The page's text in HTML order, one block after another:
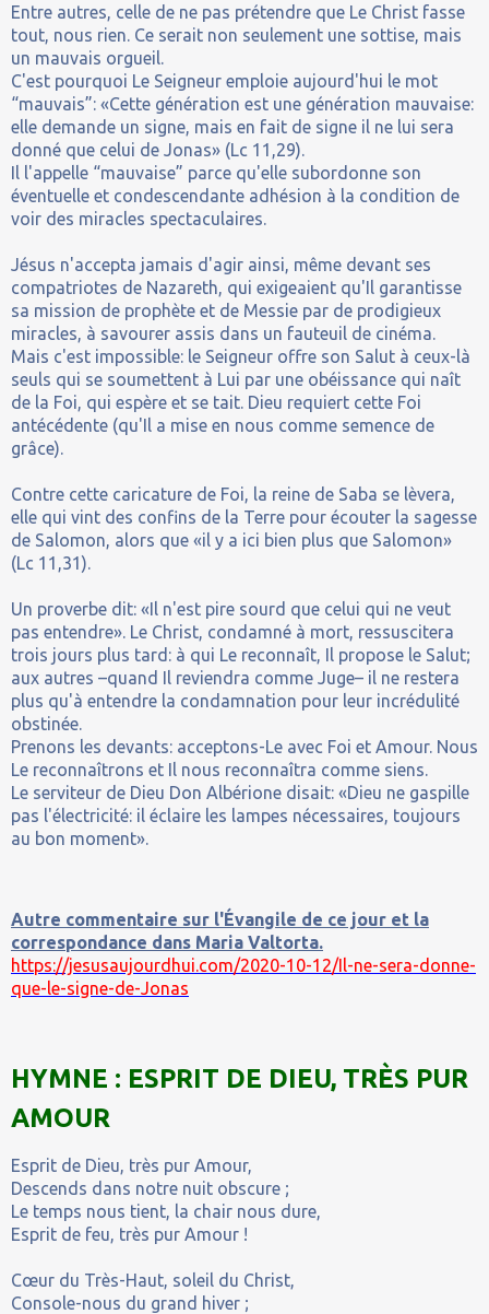
Entre autres, celle de ne pas prétendre que Le Christ fasse
tout, nous rien. Ce serait non seulement une sottise, mais
un mauvais orgueil.
C'est pourquoi Le Seigneur emploie aujourd'hui le mot
“mauvais”: «Cette génération est une génération mauvaise:
elle demande un signe, mais en fait de signe il ne lui sera
donné que celui de Jonas» (Lc 11,29).
Il l'appelle “mauvaise” parce qu'elle subordonne son
éventuelle et condescendante adhésion à la condition de
voir des miracles spectaculaires.
Jésus n'accepta jamais d'agir ainsi, même devant ses
compatriotes de Nazareth, qui exigeaient qu'Il garantisse
sa mission de prophète et de Messie par de prodigieux
miracles, à savourer assis dans un fauteuil de cinéma.
Mais c'est impossible: le Seigneur offre son Salut à ceux-là
seuls qui se soumettent à Lui par une obéissance qui naît
de la Foi, qui espère et se tait. Dieu requiert cette Foi
antécédente (qu'Il a mise en nous comme semence de
grâce).
Contre cette caricature de Foi, la reine de Saba se lèvera,
elle qui vint des confins de la Terre pour écouter la sagesse
de Salomon, alors que «il y a ici bien plus que Salomon»
(Lc 11,31).
Un proverbe dit: «Il n'est pire sourd que celui qui ne veut
pas entendre». Le Christ, condamné à mort, ressuscitera
trois jours plus tard: à qui Le reconnaît, Il propose le Salut;
aux autres –quand Il reviendra comme Juge– il ne restera
plus qu'à entendre la condamnation pour leur incrédulité
obstinée.
Prenons les devants: acceptons-Le avec Foi et Amour. Nous
Le reconnaîtrons et Il nous reconnaîtra comme siens.
Le serviteur de Dieu Don Albérione disait: «Dieu ne gaspille
pas l'électricité: il éclaire les lampes nécessaires, toujours
au bon moment».
Autre commentaire sur l'Évangile de ce jour et la
correspondance dans Maria Valtorta.
https://jesusaujourdhui.com/2020-10-12/Il-ne-sera-donne-
que-le-signe-de-Jonas
HYMNE : ESPRIT DE DIEU, TRÈS PUR
AMOUR
Esprit de Dieu, très pur Amour,
Descends dans notre nuit obscure ;
Le temps nous tient, la chair nous dure,
Esprit de feu, très pur Amour !
Cœur du Très-Haut, soleil du Christ,
Console-nous du grand hiver ;